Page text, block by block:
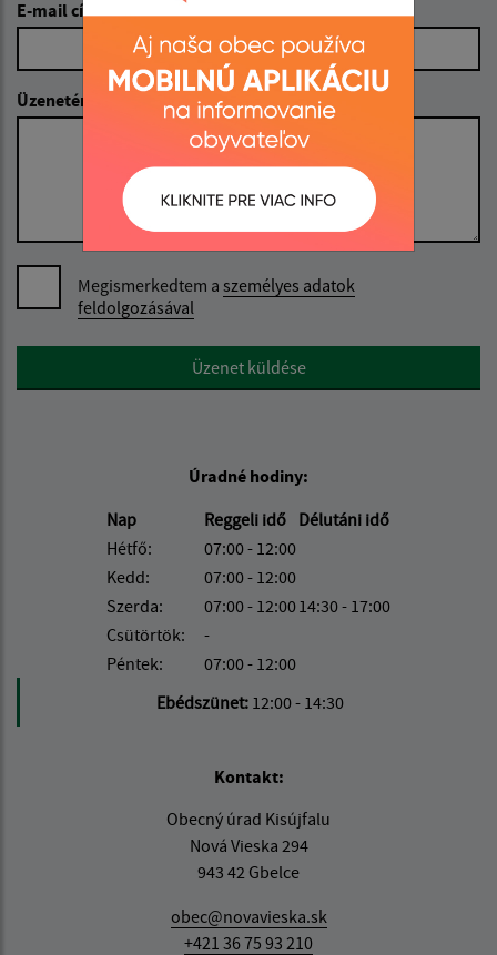
E-mail cím (povinné)
Üzenetének szövege (povinné)
Megismerkedtem a személyes adatok
feldolgozásával
Google reCaptcha ResponseÜzenet küldése
Úradné hodiny:
Nap
Reggeli idő Délutáni idő
Hétfő:
07:00 - 12:00
Kedd:
07:00 - 12:00
Szerda:
07:00 - 12:0014:30 - 17:00
Csütörtök:
-
Péntek:
07:00 - 12:00
Ebédszünet: 12:00 - 14:30
Kontakt:
Obecný úrad Kisújfalu
Nová Vieska 294
943 42 Gbelce
obec@novavieska.sk
+421 36 75 93 210